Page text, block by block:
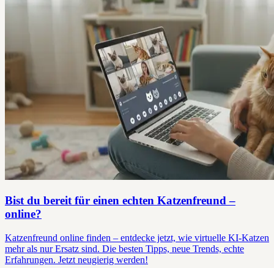
Bist du bereit für einen echten Katzenfreund –
online?
Katzenfreund online finden – entdecke jetzt, wie virtuelle KI-Katzen
mehr als nur Ersatz sind. Die besten Tipps, neue Trends, echte
Erfahrungen. Jetzt neugierig werden!